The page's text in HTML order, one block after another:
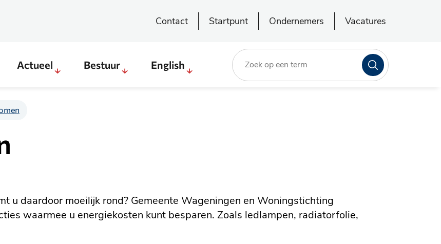
Contact Startpunt Ondernemers Vacatures
Actueel Bestuur English
Zoeken
u daardoor moeilijk rond? Gemeente Wageningen en Woningstichting
waarmee u energiekosten kunt besparen. Zoals ledlampen, radiatorfolie,